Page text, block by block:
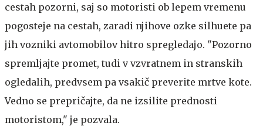
cestah pozorni, saj so motoristi ob lepem vremenu
pogosteje na cestah, zaradi njihove ozke silhuete pa
jih vozniki avtomobilov hitro spregledajo. "Pozorno
spremljajte promet, tudi v vzvratnem in stranskih
ogledalih, predvsem pa vsakič preverite mrtve kote.
Vedno se prepričajte, da ne izsilite prednosti
motoristom," je pozvala.